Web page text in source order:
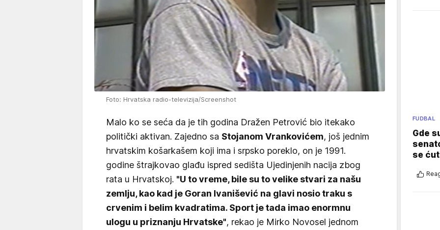
Foto: Hrvatska radio-televizija/Screenshot
Malo ko se seća da je tih godina Dražen Petrović bio itekako
politički aktivan. Zajedno sa Stojanom Vrankovićem, još jednim
hrvatskim košarkašem koji ima i srpsko poreklo, on je 1991.
godine štrajkovao glađu ispred sedišta Ujedinjenih nacija zbog
rata u Hrvatskoj. "U to vreme, bile su to velike stvari za našu
zemlju, kao kad je Goran Ivanišević na glavi nosio traku s
crvenim i belim kvadratima. Sport je tada imao enormnu
ulogu u priznanju Hrvatske", rekao je Mirko Novosel jednom
FUDBAL
Gde
se